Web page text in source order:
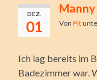
DEZ.
01 Von Pit
Ich lag bereits im
Badezimmer war.